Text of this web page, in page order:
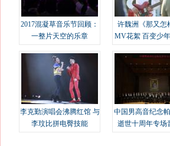
2017混凝草音乐节回顾：
一整片天空的乐章
许魏洲《那又怎
MV花絮 百变少
李克勤演唱会沸腾红馆 与
李玟比拼电臀技能
中国男高音纪念
逝世十周年专场